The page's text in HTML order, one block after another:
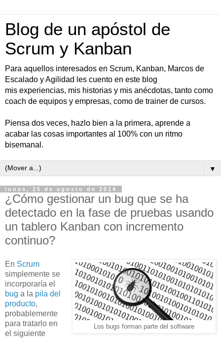
Blog de un apóstol de
Scrum y Kanban
Para aquellos interesados en Scrum, Kanban, Marcos de
Escalado y Agilidad les cuento en este blog
mis experiencias, mis historias y mis anécdotas, tanto como
coach de equipos y empresas, como de trainer de cursos.
Piensa dos veces, hazlo bien a la primera, aprende a
acabar las cosas importantes al 100% con un ritmo
bisemanal.
▼
lunes, 25 de agosto de 2014
¿Cómo gestionar un bug que se ha
detectado en la fase de pruebas usando
un tablero Kanban con incremento
continuo?
Los bugs forman parte del software
En Scrum
simplemente se
incorporaría el
bug a la pila del
producto,
probablemente
para tratarlo en
el siguiente